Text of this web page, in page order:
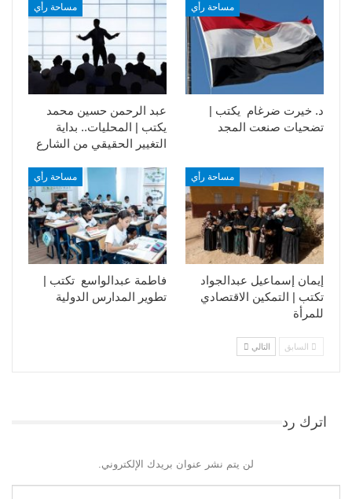
مساحة رأي
عبد الرحمن حسين محمد
يكتب | المحليات.. بداية
التغيير الحقيقي من الشارع
مساحة رأي
د. خيرت ضرغام يكتب |
تضحيات صنعت المجد
مساحة رأي
فاطمة عبدالواسع تكتب |
تطوير المدارس الدولية
مساحة رأي
إيمان إسماعيل عبدالجواد
تكتب | التمكين الاقتصادي
للمرأة
السابق التالي
اترك رد
لن يتم نشر عنوان بريدك الإلكتروني.